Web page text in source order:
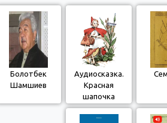
Болотбек
Шамшиев
Аудиосказка.
Красная
шапочка